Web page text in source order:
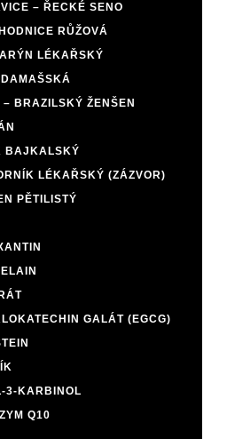
– ŘECKÉ SENO
RŮŽOVÁ
LÉKAŘSKÝ
DAMAŠSKÁ
– BRAZILSKÝ ŽENŠEN
BAJKALSKÝ
LÉKAŘSKÝ (ZÁZVOR)
PĚTILISTÝ
GALÁT (EGCG)
3-KARBINOL
Q10